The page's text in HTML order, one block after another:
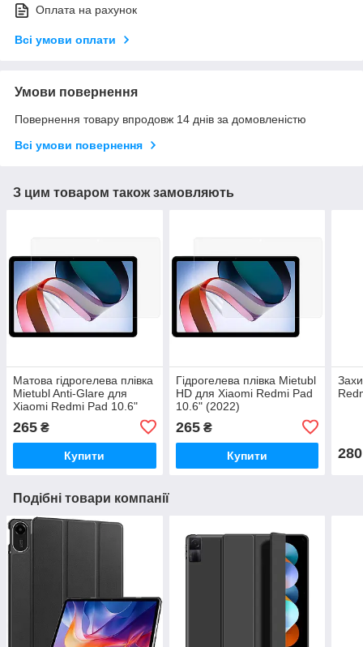
Оплата на рахунок
Всі умови оплати
Умови повернення
Повернення товару впродовж 14 днів за домовленістю
Всі умови повернення
З цим товаром також замовляють
Матова гідрогелева плівка
Mietubl Anti-Glare для
Xiaomi Redmi Pad 10.6"
265 ₴
Купити
Гідрогелева плівка Mietubl
HD для Xiaomi Redmi Pad
10.6" (2022)
265₴
Купити 280
Подібні товари компанії